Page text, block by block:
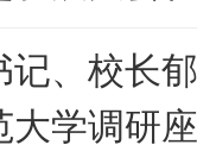
、校长
学调研